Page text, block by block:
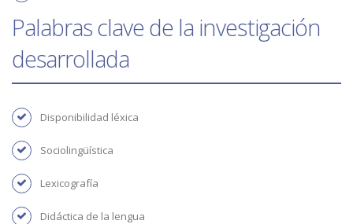
Palabras clave de la investigación
desarrollada
disponibilidad léxica
Sociolingüística
lexicografía
didáctica de la lengua